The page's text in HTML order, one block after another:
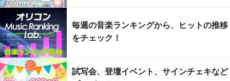
毎週の音楽ランキングから、ヒットの推移
をチェック！
試写会、登壇イベント、サインチェキなど